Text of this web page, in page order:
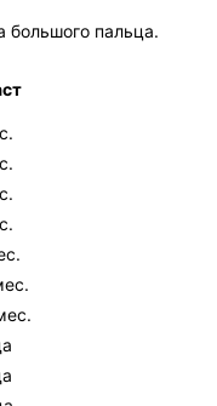
большого пальца.